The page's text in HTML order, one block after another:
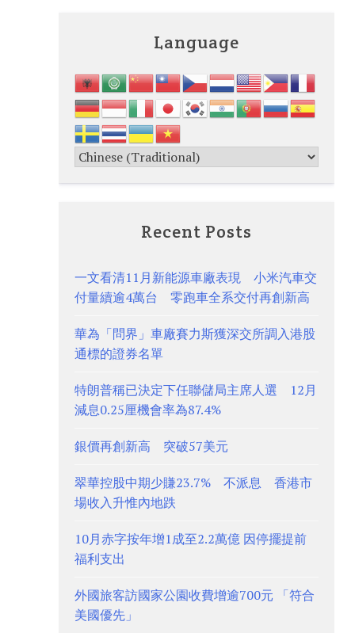
Language
Recent Posts
一文看清11月新能源車廠表現 小米汽車交
付量續逾4萬台 零跑車全系交付再創新高
華為「問界」車廠賽力斯獲深交所調入港股
通標的證券名單
特朗普稱已決定下任聯儲局主席人選 12月
減息0.25厘機會率為87.4%
銀價再創新高 突破57美元
翠華控股中期少賺23.7% 不派息 香港市
場收入升惟內地跌
10月赤字按年增1成至2.2萬億 因停擺提前
福利支出
外國旅客訪國家公園收費增逾700元 「符合
美國優先」